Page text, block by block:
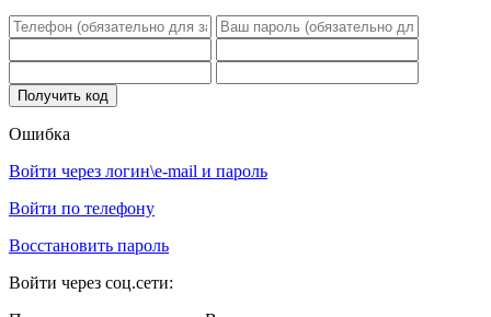
Ошибка
Войти через логин\e-mail и пароль
Войти по телефону
Восстановить пароль
Войти через соц.сети: